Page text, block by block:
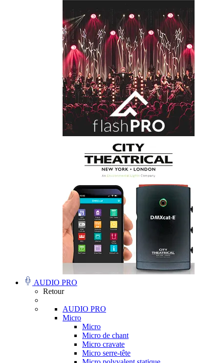
AUDIO PRO
Retour
AUDIO PRO
Micro
Micro
Micro de chant
Micro cravate
Micro serre-tête